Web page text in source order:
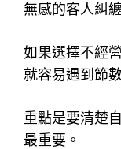
無感的客人糾
如果選擇不經
就容易遇到節
重點是要清楚
最重要。